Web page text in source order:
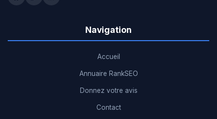
Navigation
Accueil
Annuaire RankSEO
Donnez votre avis
Contact